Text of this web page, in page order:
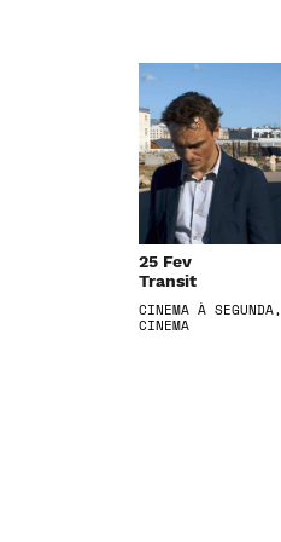
25 Fev
Transit
CINEMA À SEGUNDA,
CINEMA